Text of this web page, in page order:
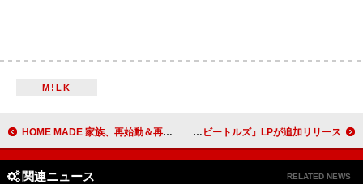
M!LK
HOME MADE 家族、再始動＆再デビューを発表 ザ・ビートルズ、来日60周年記念企画として『ウィズ・ザﾞ･ビートルズ』LPが追加リリース
関連ニュース RELATED NEWS